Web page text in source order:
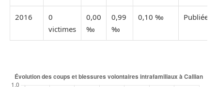
2016
0
victimes
0,00
‰
0,99
‰
0,10 ‰ Publiée